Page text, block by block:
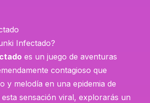
Infectado?
es un juego de aventuras
contagioso que
y melodía en una epidemia de
esta sensación viral, explorarás un